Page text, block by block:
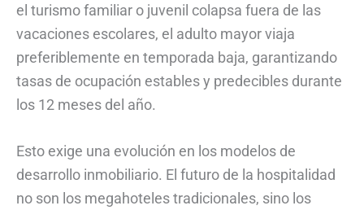
el turismo familiar o juvenil colapsa fuera de las
vacaciones escolares, el adulto mayor viaja
preferiblemente en temporada baja, garantizando
tasas de ocupación estables y predecibles durante
los 12 meses del año.
Esto exige una evolución en los modelos de
desarrollo inmobiliario. El futuro de la hospitalidad
no son los megahoteles tradicionales, sino los